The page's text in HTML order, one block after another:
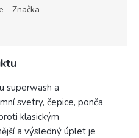
Značka
superwash a
svetry, čepice, ponča
klasickým
a výsledný úplet je